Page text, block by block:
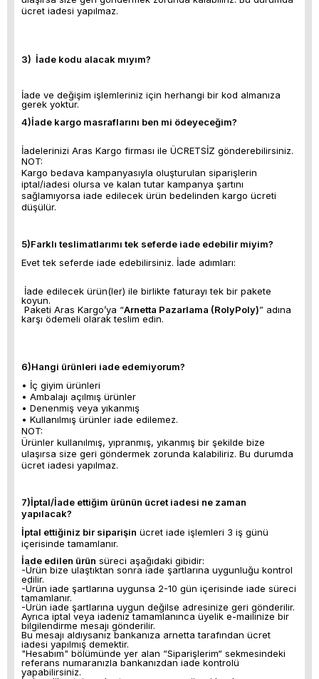
ücret iadesi yapılmaz.
3) İade kodu alacak mıyım?
İade ve değişim işlemleriniz için herhangi bir kod almanıza
gerek yoktur.
4)İade kargo masraflarını ben mi ödeyeceğim?
İadelerinizi Aras Kargo firması ile ÜCRETSİZ gönderebilirsiniz.
NOT:
Kargo bedava kampanyasıyla oluşturulan siparişlerin
iptal/iadesi olursa ve kalan tutar kampanya şartını
sağlamıyorsa iade edilecek ürün bedelinden kargo ücreti
düşülür.
5)Farklı teslimatlarımı tek seferde iade edebilir miyim?
Evet tek seferde iade edebilirsiniz. İade adımları:
İade edilecek ürün(ler) ile birlikte faturayı tek bir pakete
koyun.
Paketi Aras Kargo’ya “Arnetta Pazarlama (RolyPoly)” adına
karşı ödemeli olarak teslim edin.
6)Hangi ürünleri iade edemiyorum?
• İç giyim ürünleri
• Ambalajı açılmış ürünler
• Denenmiş veya yıkanmış
• Kullanılmış ürünler iade edilemez.
NOT:
Ürünler kullanılmış, yıpranmış, yıkanmış bir şekilde bize
ulaşırsa size geri göndermek zorunda kalabiliriz. Bu durumda
ücret iadesi yapılmaz.
7)İptal/İade ettiğim ürünün ücret iadesi ne zaman
yapılacak?
İptal ettiğiniz bir siparişin ücret iade işlemleri 3 iş günü
içerisinde tamamlanır.
İade edilen ürün süreci aşağıdaki gibidir:
-Ürün bize ulaştıktan sonra iade şartlarına uygunluğu kontrol
edilir.
-Ürün iade şartlarına uygunsa 2-10 gün içerisinde iade süreci
tamamlanır.
-Ürün iade şartlarına uygun değilse adresinize geri gönderilir.
Ayrıca iptal veya iadeniz tamamlanınca üyelik e-mailinize bir
bilgilendirme mesajı gönderilir.
Bu mesajı aldıysanız bankanıza arnetta tarafından ücret
iadesi yapılmış demektir.
"Hesabım" bölümünde yer alan “Siparişlerim“ sekmesindeki
referans numaranızla bankanızdan iade kontrolü
yapabilirsiniz.